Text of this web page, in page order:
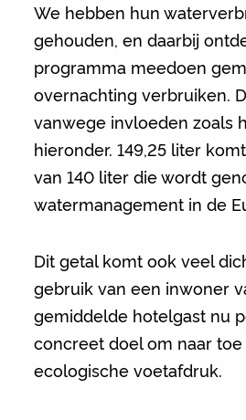
We hebben hun
gehouden, en daarbij
programma meedoen
overnachting verbruiken.
vanwege invloeden zoals
hieronder. 149,25 liter
van 140 liter die wordt
watermanagement in de
Dit getal komt ook veel
gebruik van een inwoner
gemiddelde hotelgast nu
concreet doel om naar
ecologische voetafdruk.